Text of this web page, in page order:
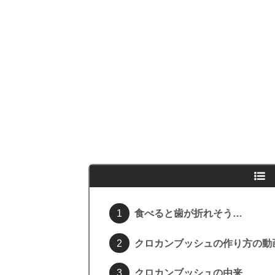
食べると歯が折れそう…
クロカンブッシュの作り方の動
クロカンブッシュの由来